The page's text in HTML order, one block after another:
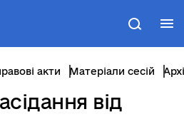
Пошук
акти Матеріали сесій
від